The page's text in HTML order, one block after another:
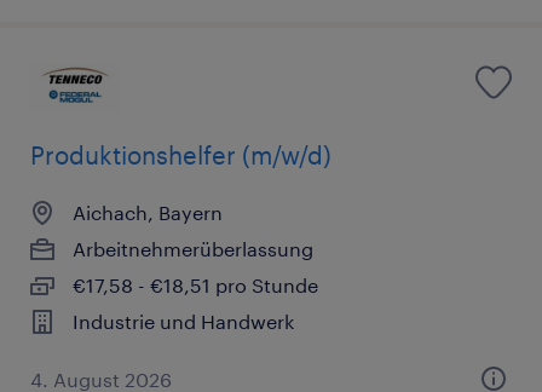
Produktionshelfer (m/w/d)
Aichach, Bayern
Arbeitnehmerüberlassung
€17,58 - €18,51 pro Stunde
Industrie und Handwerk
4. August 2026